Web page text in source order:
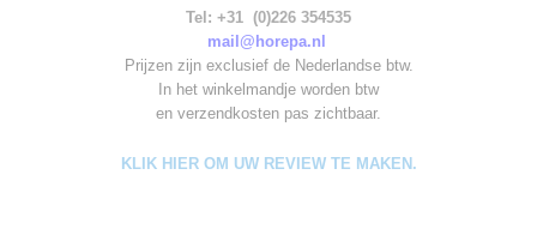
Tel: +31 (0)226 354535
mail@horepa.nl
Prijzen zijn exclusief de Nederlandse btw.
In het winkelmandje worden btw
en verzendkosten pas zichtbaar.
KLIK HIER OM UW REVIEW TE MAKEN.